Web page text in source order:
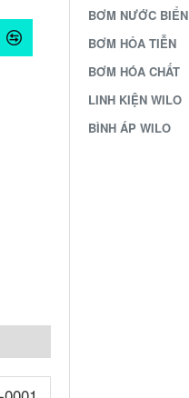
BƠM NƯỚC BIỂN
BƠM HỎA TIỄN
BƠM HÓA CHẤT
LINH KIỆN WILO
BÌNH ÁP WILO